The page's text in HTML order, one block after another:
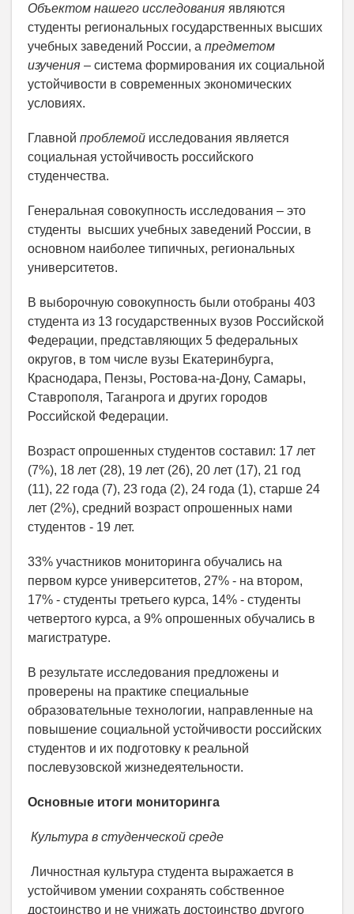
Объектом нашего исследования являются
студенты региональных государственных высших
учебных заведений России, а предметом
изучения – система формирования их социальной
устойчивости в современных экономических
условиях.
Главной проблемой исследования является
социальная устойчивость российского
студенчества.
Генеральная совокупность исследования – это
студенты высших учебных заведений России, в
основном наиболее типичных, региональных
университетов.
В выборочную совокупность были отобраны 403
студента из 13 государственных вузов Российской
Федерации, представляющих 5 федеральных
округов, в том числе вузы Екатеринбурга,
Краснодара, Пензы, Ростова-на-Дону, Самары,
Ставрополя, Таганрога и других городов
Российской Федерации.
Возраст опрошенных студентов составил: 17 лет
(7%), 18 лет (28), 19 лет (26), 20 лет (17), 21 год
(11), 22 года (7), 23 года (2), 24 года (1), старше 24
лет (2%), средний возраст опрошенных нами
студентов - 19 лет.
33% участников мониторинга обучались на
первом курсе университетов, 27% - на втором,
17% - студенты третьего курса, 14% - студенты
четвертого курса, а 9% опрошенных обучались в
магистратуре.
В результате исследования предложены и
проверены на практике специальные
образовательные технологии, направленные на
повышение социальной устойчивости российских
студентов и их подготовку к реальной
послевузовской жизнедеятельности.
Основные итоги мониторинга
Культура в студенческой среде
Личностная культура студента выражается в
устойчивом умении сохранять собственное
достоинство и не унижать достоинство другого